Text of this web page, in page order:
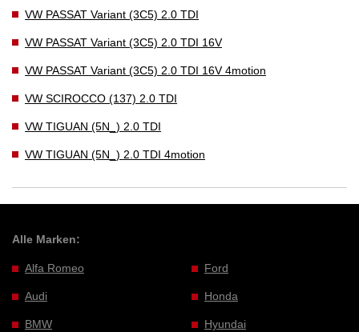
VW PASSAT Variant (3C5) 2.0 TDI
VW PASSAT Variant (3C5) 2.0 TDI 16V
VW PASSAT Variant (3C5) 2.0 TDI 16V 4motion
VW SCIROCCO (137) 2.0 TDI
VW TIGUAN (5N_) 2.0 TDI
VW TIGUAN (5N_) 2.0 TDI 4motion
Alle Marken:
Alfa Romeo
Audi
BMW
Ford
Honda
Hyundai